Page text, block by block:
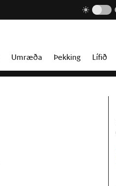
Umræða Þekking Lífið